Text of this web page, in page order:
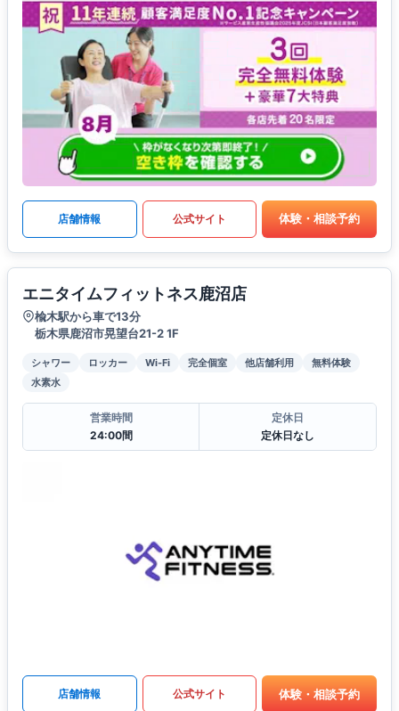
店舗情報 公式サイト 体験・相談予約
エニタイムフィットネス鹿沼店
楡木駅から車で13分
栃木県鹿沼市晃望台21-2 1F
シャワー ロッカー Wi-Fi 完全個室 他店舗利用
無料体験
水素水
営業時間
24:00間
定休日
定休日なし
店舗情報 公式サイト 体験・相談予約